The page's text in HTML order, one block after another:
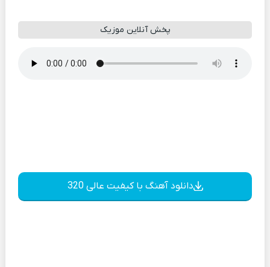
پخش آنلاین موزیک
دانلود آهنگ با کیفیت عالی 320